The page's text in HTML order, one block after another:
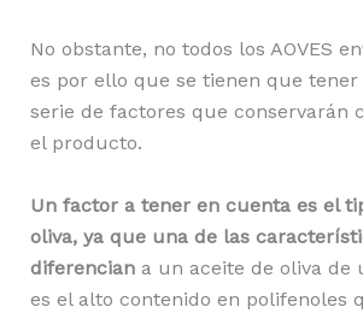
No obstante, no todos los AOVES
es por ello que se tienen que
serie de factores que conservarán
el producto.
Un factor a tener en cuenta es el
oliva, ya que una de las
diferenciana un aceite de oliva de
es el alto contenido en polifenoles